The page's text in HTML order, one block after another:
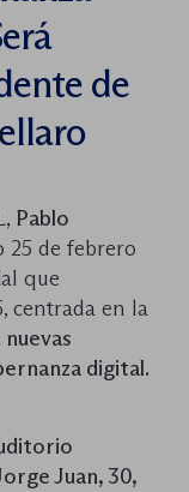
de
Pablo
25 de febrero
que
centrada en la
digital.
Juan, 30,